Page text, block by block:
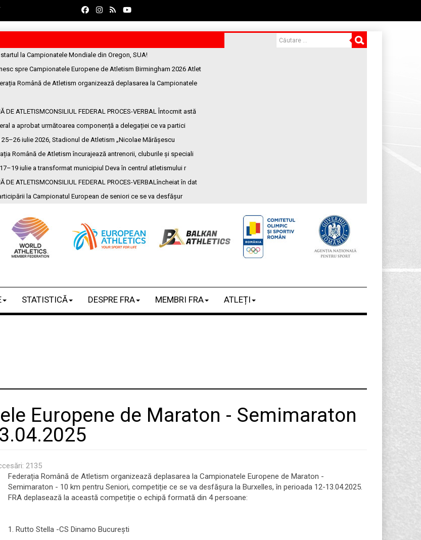
la Campionatele Mondiale din Oregon, SUA!
spre Campionatele Europene de Atletism Birmingham 2026 Atlet
Română de Atletism organizează deplasarea la Campionatele
DE ATLETISMCONSILIUL FEDERAL PROCES-VERBAL Întocmit astă
a aprobat următoarea componență a delegației ce va partici
25–26 iulie 2026, Stadionul de Atletism „Nicolae Mărășescu
Română de Atletism încurajează antrenorii, cluburile și speciali
iulie a transformat municipiul Deva în centrul atletismului r
DE ATLETISMCONSILIUL FEDERAL PROCES-VERBALîncheiat în dat
la Campionatul European de seniori ce se va desfășur
STATISTICĂ DESPRE FRA MEMBRI FRA ATLEȚI
Europene de Maraton - Semimaraton
2135
Federația Română de Atletism organizează deplasarea la Campionatele Europene de Maraton -
Semimaraton - 10 km pentru Seniori, competiție ce se va desfășura la Burxelles, în perioada 12-13.04.2025.
FRA deplasează la această competiție o echipă formată din 4 persoane:
1. Rutto Stella -CS Dinamo București